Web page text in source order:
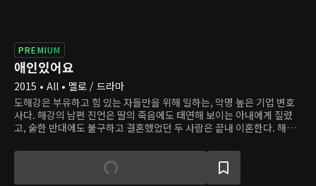
PREMIUM
애인있어요
2015 • All • 멜로 / 드라마
도해강은 부유하고 힘 있는 자들만을 위해 일하는, 악명 높은 기업 변호
사다. 해강의 남편 진언은 딸의 죽음에도 태연해 보이는 아내에게 질렸
고, 숱한 반대에도 불구하고 결혼했었던 두 사람은 끝내 이혼한다. 해강
군가 그를 구한 후 그가 '독고용기'라는 사람이라고 말해준다. 4년 후, 진
언은 후배 설리와 결혼을 앞둔 어느 날 실종된 해강과 똑같이 생긴 사람
을 만난다. 다만 그는 해강과 달리 정의롭고 용기 있는 사람이었다. 두 사